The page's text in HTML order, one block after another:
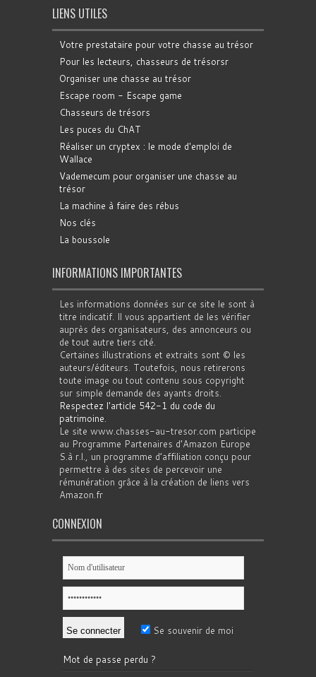
LIENS UTILES
Votre prestataire pour votre chasse au trésor
Pour les lecteurs, chasseurs de trésorsr
Organiser une chasse au trésor
Escape room - Escape game
Chasseurs de trésors
Les puces du ChAT
Réaliser un cryptex : le mode d'emploi de
Wallace
Vademecum pour organiser une chasse au
trésor
La machine à faire des rébus
Nos clés
La boussole
INFORMATIONS IMPORTANTES
Les informations données sur ce site le sont à
titre indicatif. Il vous appartient de les vérifier
auprès des organisateurs, des annonceurs ou
de tout autre tiers cité.
Certaines illustrations et extraits sont © les
auteurs/éditeurs. Toutefois, nous retirerons
toute image ou tout contenu sous copyright
sur simple demande des ayants droits.
Respectez l'article 542-1 du code du
patrimoine.
Le site www.chasses-au-tresor.com participe
au Programme Partenaires d’Amazon Europe
S.à r.l., un programme d’affiliation conçu pour
permettre à des sites de percevoir une
rémunération grâce à la création de liens vers
Amazon.fr
CONNEXION
Se souvenir de moi
Mot de passe perdu ?